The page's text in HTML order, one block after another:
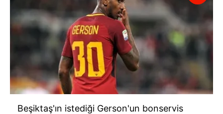
ilgili mevzuata uygun olarak kullanılan çerezlerle ilgili bilgi
almak için lütfentıklayınız
Beşiktaş'ın istediği Gerson'un bonservis